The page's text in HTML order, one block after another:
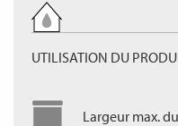
UTILISATION DU
Largeur max.